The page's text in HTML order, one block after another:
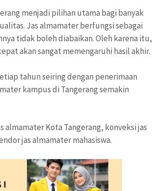
menjadi pilihan utama bagi banyak
Jas almamater berfungsi sebagai
tidak boleh diabaikan. Oleh karena itu,
akan sangat memengaruhi hasil akhir.
tahun seiring dengan penerimaan
kampus di Tangerang semakin
almamater Kota Tangerang, konveksi jas
jas almamater mahasiswa.